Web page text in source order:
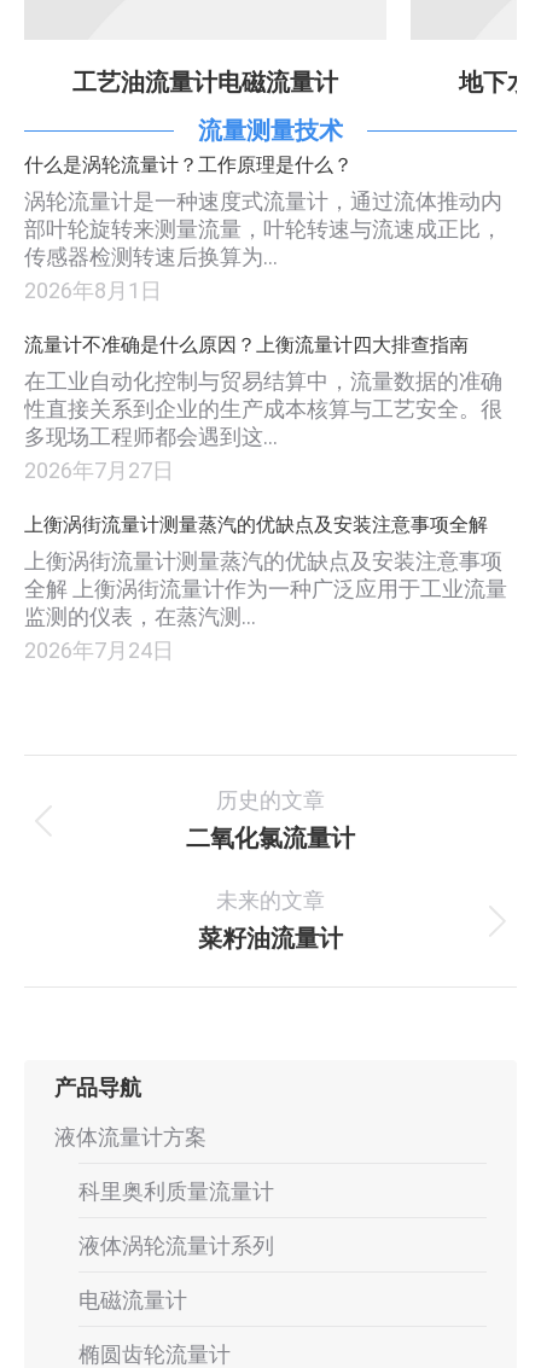
工艺油流量计电磁流量计
地下水
流量测量技术
什么是涡轮流量计？工作原理是什么？
涡轮流量计是一种速度式流量计，通过流体推动内
部叶轮旋转来测量流量，叶轮转速与流速成正比，
传感器检测转速后换算为…
2026年8月1日
流量计不准确是什么原因？上衡流量计四大排查指南
在工业自动化控制与贸易结算中，流量数据的准确
性直接关系到企业的生产成本核算与工艺安全。很
多现场工程师都会遇到这…
2026年7月27日
上衡涡街流量计测量蒸汽的优缺点及安装注意事项全解
上衡涡街流量计测量蒸汽的优缺点及安装注意事项
全解 上衡涡街流量计作为一种广泛应用于工业流量
监测的仪表，在蒸汽测…
2026年7月24日
目
历史的文章
上
个
项
二氧化氯流量计
未来的文章
下
菜籽油流量计
产品导航
液体流量计方案
科里奥利质量流量计
液体涡轮流量计系列
电磁流量计
椭圆齿轮流量计